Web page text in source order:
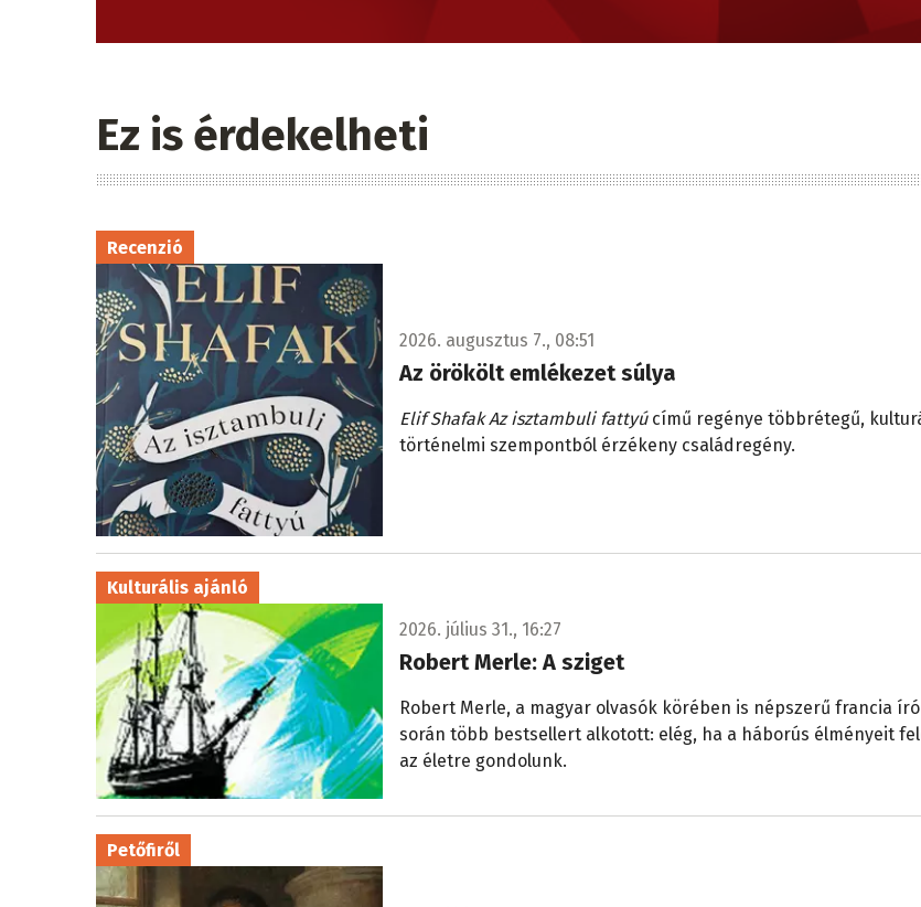
Ez is érdekelheti
Recenzió
2026. augusztus 7., 08:51
Az örökölt emlékezet súlya
Elif Shafak Az isztambuli fattyúcímű regénye többrétegű,
történelmi szempontból érzékeny családregény.
Kulturális ajánló
2026. július 31., 16:27
Robert Merle: A sziget
Robert Merle, a magyar olvasók körében is népszerű francia
során több bestsellert alkotott: elég, ha a háborús élményeit
az életre gondolunk.
Petőfiről